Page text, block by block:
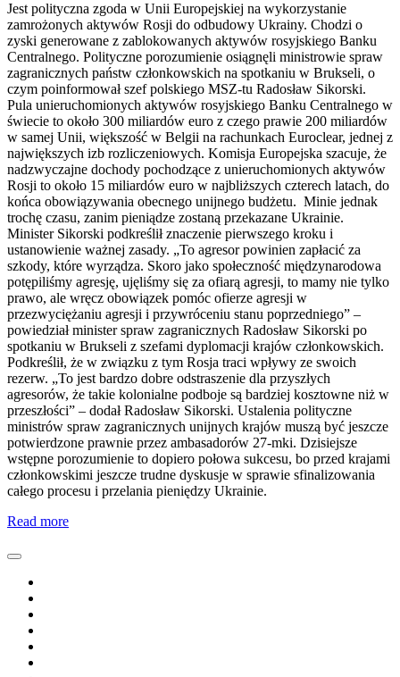
Jest polityczna zgoda w Unii Europejskiej na wykorzystanie
zamrożonych aktywów Rosji do odbudowy Ukrainy. Chodzi o
zyski generowane z zablokowanych aktywów rosyjskiego Banku
Centralnego. Polityczne porozumienie osiągnęli ministrowie spraw
zagranicznych państw członkowskich na spotkaniu w Brukseli, o
czym poinformował szef polskiego MSZ-tu Radosław Sikorski.
Pula unieruchomionych aktywów rosyjskiego Banku Centralnego w
świecie to około 300 miliardów euro z czego prawie 200 miliardów
w samej Unii, większość w Belgii na rachunkach Euroclear, jednej z
największych izb rozliczeniowych. Komisja Europejska szacuje, że
nadzwyczajne dochody pochodzące z unieruchomionych aktywów
Rosji to około 15 miliardów euro w najbliższych czterech latach, do
końca obowiązywania obecnego unijnego budżetu. Minie jednak
trochę czasu, zanim pieniądze zostaną przekazane Ukrainie.
Minister Sikorski podkreślił znaczenie pierwszego kroku i
ustanowienie ważnej zasady. „To agresor powinien zapłacić za
szkody, które wyrządza. Skoro jako społeczność międzynarodowa
potępiliśmy agresję, ujęliśmy się za ofiarą agresji, to mamy nie tylko
prawo, ale wręcz obowiązek pomóc ofierze agresji w
przezwyciężaniu agresji i przywróceniu stanu poprzedniego” –
powiedział minister spraw zagranicznych Radosław Sikorski po
spotkaniu w Brukseli z szefami dyplomacji krajów członkowskich.
Podkreślił, że w związku z tym Rosja traci wpływy ze swoich
rezerw. „To jest bardzo dobre odstraszenie dla przyszłych
agresorów, że takie kolonialne podboje są bardziej kosztowne niż w
przeszłości” – dodał Radosław Sikorski. Ustalenia polityczne
ministrów spraw zagranicznych unijnych krajów muszą być jeszcze
potwierdzone prawnie przez ambasadorów 27-mki. Dzisiejsze
wstępne porozumienie to dopiero połowa sukcesu, bo przed krajami
członkowskimi jeszcze trudne dyskusje w sprawie sfinalizowania
całego procesu i przelania pieniędzy Ukrainie.
Read more